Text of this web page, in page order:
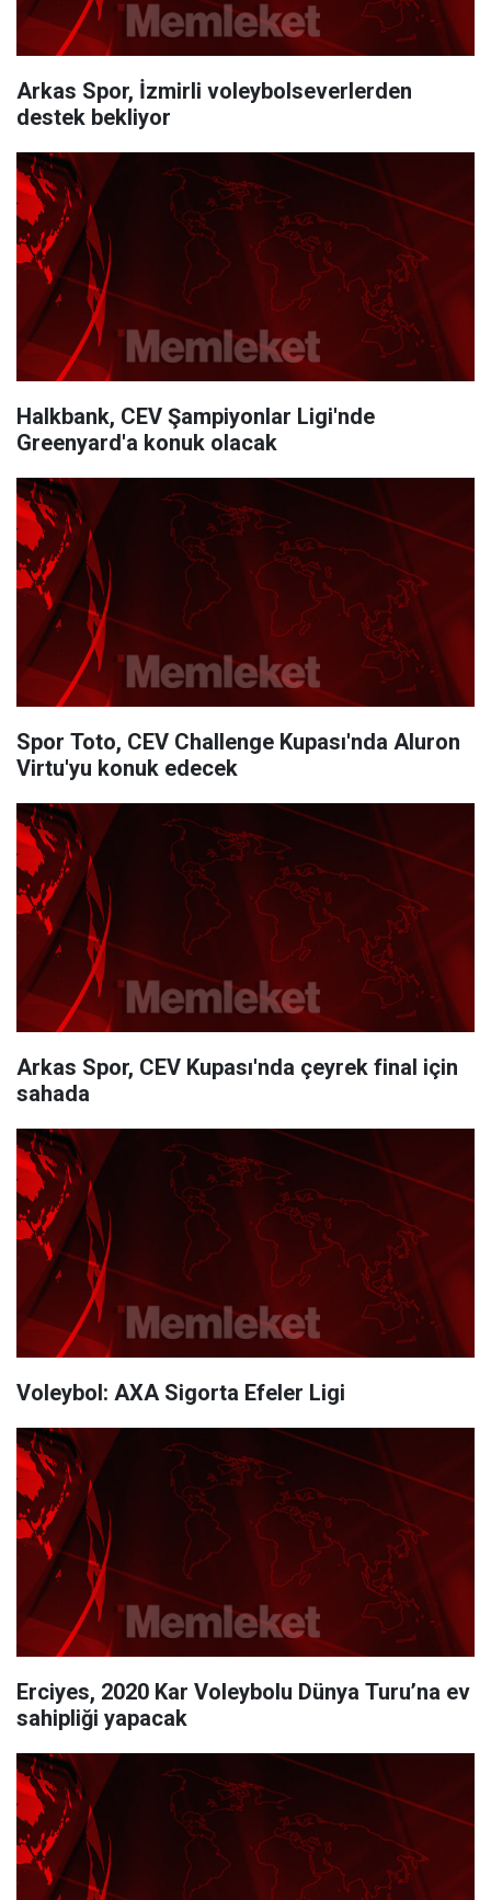
Arkas Spor, İzmirli voleybolseverlerden
destek bekliyor
Halkbank, CEV Şampiyonlar Ligi'nde
Greenyard'a konuk olacak
Spor Toto, CEV Challenge Kupası'nda Aluron
Virtu'yu konuk edecek
Arkas Spor, CEV Kupası'nda çeyrek final için
sahada
Voleybol: AXA Sigorta Efeler Ligi
Erciyes, 2020 Kar Voleybolu Dünya Turu’na ev
sahipliği yapacak